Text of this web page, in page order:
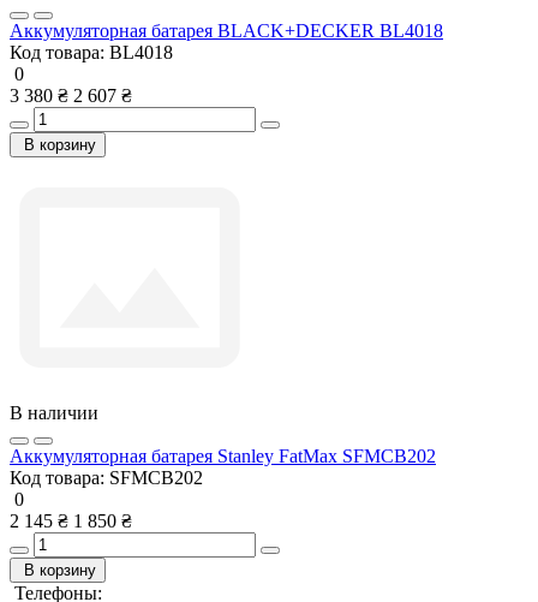
Аккумуляторная батарея BLACK+DECKER BL4018
Код товара: BL4018
0
3 380 ₴ 2 607 ₴
В корзину
В наличии
Аккумуляторная батарея Stanley FatMax SFMCB202
Код товара: SFMCB202
0
2 145 ₴ 1 850 ₴
В корзину
Телефоны: